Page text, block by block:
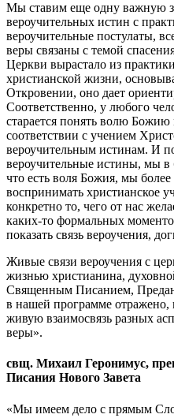
Мы ставим еще одну важную
вероучительных истин с
вероучительные постулаты,
веры связаны с темой
Церкви вырастало из
христианской жизни,
Откровении, оно дает
Соответственно, у любого
старается понять волю
соответствии с учением
вероучительным истинам. И
вероучительные истины, мы
что есть воля Божия, мы
воспринимать христианское
конкретно то, чего от нас
каких-то формальных
показать связь вероучения,
Живые связи вероучения с
жизнью христианина,
Священным Писанием,
в нашей программе отражено,
живую взаимосвязь разных
веры».
свщ. Михаил Геронимус,
Писания Нового Завета
«Мы имеем дело с прямым